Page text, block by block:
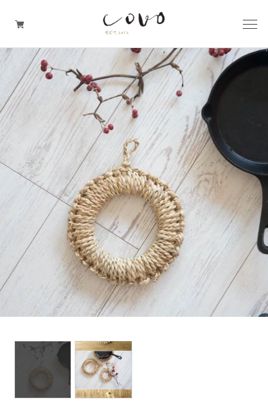
台所の道具
机周りの道具
TRAVELER'S notebook
covo design
その他の暮らしの道具
ガレージセール